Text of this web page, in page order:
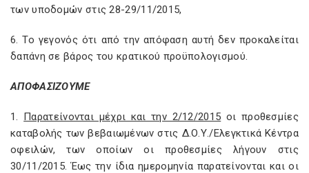
των υποδομών στις 28-29/11/2015,
6. Το γεγονός ότι από την απόφαση αυτή δεν προκαλείται
δαπάνη σε βάρος του κρατικού προϋπολογισμού.
ΑΠΟΦΑΣΙΖΟΥΜΕ
1. Παρατείνονται μέχρι και την 2/12/2015 οι προθεσμίες
καταβολής των βεβαιωμένων στις Δ.Ο.Υ./Ελεγκτικά Κέντρα
οφειλών, των οποίων οι προθεσμίες λήγουν στις
30/11/2015. Έως την ίδια ημερομηνία παρατείνονται και οι